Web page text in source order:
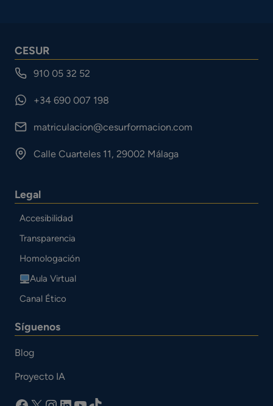
CESUR
910 05 32 52
+34 690 007 198
matriculacion@cesurformacion.com
Calle Cuarteles 11, 29002 Málaga
Legal
Accesibilidad
Transparencia
Homologación
Aula Virtual
Canal Ético
Síguenos
Blog
Proyecto IA